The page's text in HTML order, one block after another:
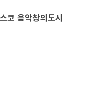
코 음악창의도시